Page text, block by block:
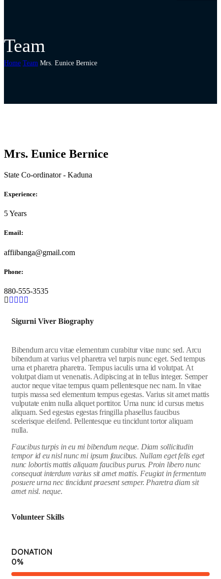
Team
Home Team Mrs. Eunice Bernice
Mrs. Eunice Bernice
State Co-ordinator - Kaduna
Experience:
5 Years
Email:
affiibanga@gmail.com
Phone:
880-555-3535
Sigurni Viver Biography
Bibendum arcu vitae elementum curabitur vitae nunc sed. Arcu
bibendum at varius vel pharetra vel turpis nunc eget. Sed tempus
urna et pharetra pharetra. Tempus iaculis urna id volutpat. At
volutpat diam ut venenatis. Adipiscing at in tellus integer. Semper
auctor neque vitae tempus quam pellentesque nec nam. In vitae
turpis massa sed elementum tempus egestas. Varius sit amet mattis
vulputate enim nulla aliquet porttitor. Urna nunc id cursus metus
aliquam. Sed egestas egestas fringilla phasellus faucibus
scelerisque eleifend. Pellentesque eu tincidunt tortor aliquam
nulla.
Faucibus turpis in eu mi bibendum neque. Diam sollicitudin
tempor id eu nisl nunc mi ipsum faucibus. Nullam eget felis eget
nunc lobortis mattis aliquam faucibus purus. Proin libero nunc
consequat interdum varius sit amet mattis. Feugiat in fermentum
posuere urna nec tincidunt praesent semper. Pharetra diam sit
amet nisl. neque.
Volunteer Skills
DONATION
0%